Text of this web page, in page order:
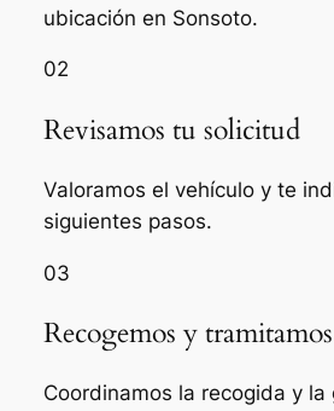
ubicación en Sonsoto.
02
Revisamos tu solicitud
Valoramos el vehículo y te
siguientes pasos.
03
Recogemos y tramitamos
Coordinamos la recogida y